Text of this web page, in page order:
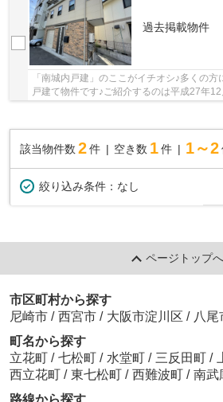
過去掲載物件
「南城内戸建」のここがイチオシ♪多くの
戸建て物件です♪ご紹介するのは平成27年
該当物件数 2件 空き数 1 件 1～2
絞り込み条件： なし
ページトップへ
市区町村から探す
尼崎市 / 西宮市 / 大阪市淀川区 / 八尾
町名から探す
立花町 / 七松町 / 水堂町 / 三反田町 /
西立花町 / 東七松町 / 西難波町 / 南武